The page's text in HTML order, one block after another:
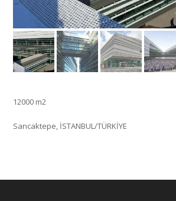
12000 m2
Sancaktepe, İSTANBUL/TÜRKİYE